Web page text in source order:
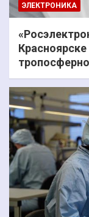
ЭЛЕКТРОНИКА